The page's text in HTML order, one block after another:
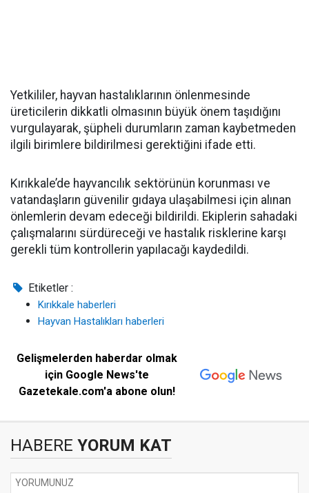
Yetkililer, hayvan hastalıklarının önlenmesinde
üreticilerin dikkatli olmasının büyük önem taşıdığını
vurgulayarak, şüpheli durumların zaman kaybetmeden
ilgili birimlere bildirilmesi gerektiğini ifade etti.
Kırıkkale’de hayvancılık sektörünün korunması ve
vatandaşların güvenilir gıdaya ulaşabilmesi için alınan
önlemlerin devam edeceği bildirildi. Ekiplerin sahadaki
çalışmalarını sürdüreceği ve hastalık risklerine karşı
gerekli tüm kontrollerin yapılacağı kaydedildi.
Etiketler :
Kırıkkale haberleri
Hayvan Hastalıkları haberleri
Gelişmelerden haberdar olmak
için Google News'te
Gazetekale.com'a abone olun!
HABERE YORUM KAT